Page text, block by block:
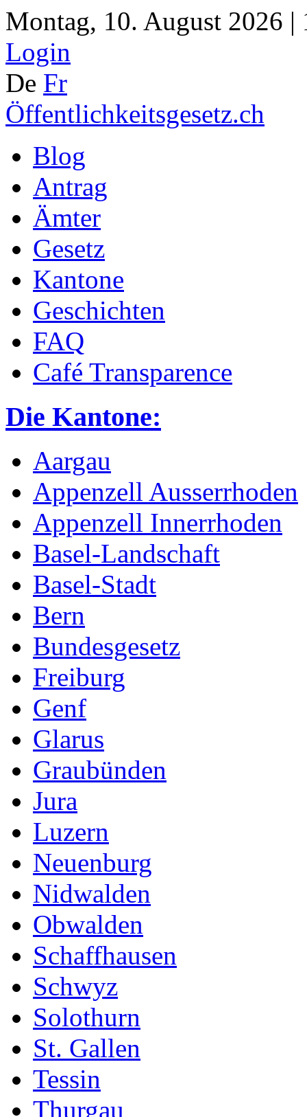
Montag, 10. August 2026 |
Login
De Fr
Öffentlichkeitsgesetz.ch
Blog
Antrag
Ämter
Gesetz
Kantone
Geschichten
FAQ
Café Transparence
Die Kantone:
Aargau
Appenzell Ausserrhoden
Appenzell Innerrhoden
Basel-Landschaft
Basel-Stadt
Bern
Bundesgesetz
Freiburg
Genf
Glarus
Graubünden
Jura
Luzern
Neuenburg
Nidwalden
Obwalden
Schaffhausen
Schwyz
Solothurn
St. Gallen
Tessin
Thurgau